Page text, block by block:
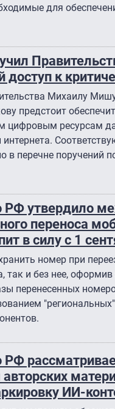
для
доступ к
Михаилу
предстоит
цифровым ресурсам
в перечне поручений
РФ утвердило
переноса
в силу с 1
номер при
так и без нее, оформив
перенесенных
РФ
авторских
ИИ-